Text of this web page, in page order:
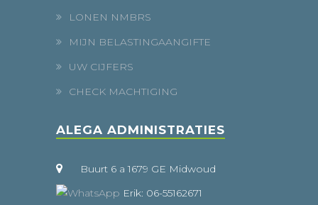
LONEN NMBRS
MIJN BELASTINGAANGIFTE
UW CIJFERS
CHECK MACHTIGING
ALEGA ADMINISTRATIES
Buurt 6 a 1679 GE Midwoud
Erik: 06-55162671